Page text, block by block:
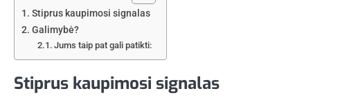
Stiprus kaupimosi signalas
Galimybė?
Jums taip pat gali patikti:
Stiprus kaupimosi signalas